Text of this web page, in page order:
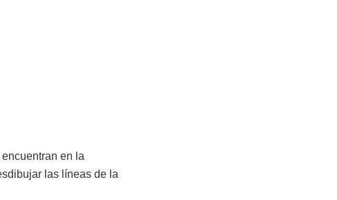
en la
las líneas de la